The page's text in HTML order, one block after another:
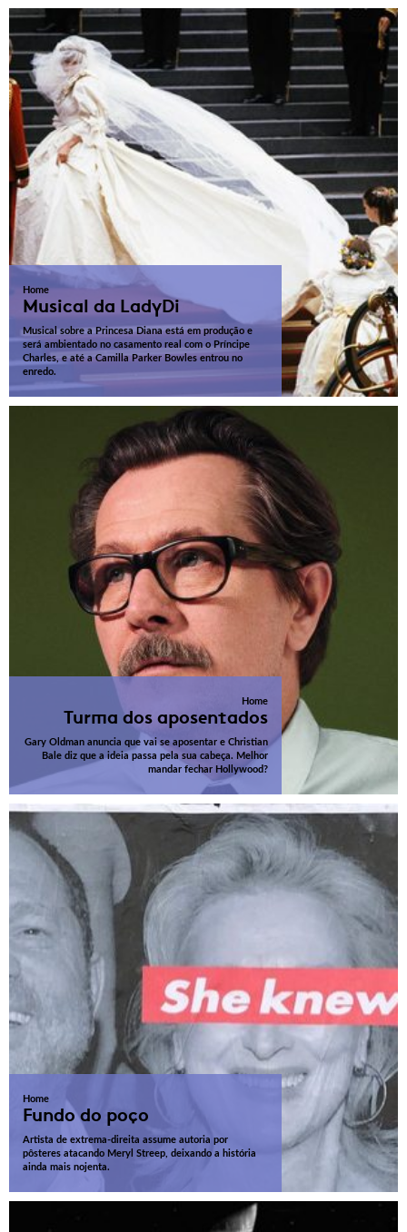
Home
Musical da LadyDi
Musical sobre a Princesa Diana está em produção e
será ambientado no casamento real com o Príncipe
Charles, e até a Camilla Parker Bowles entrou no
enredo.
Home
Turma dos aposentados
Gary Oldman anuncia que vai se aposentar e Christian
Bale diz que a ideia passa pela sua cabeça. Melhor
mandar fechar Hollywood?
Home
Fundo do poço
Artista de extrema-direita assume autoria por
pôsteres atacando Meryl Streep, deixando a história
ainda mais nojenta.